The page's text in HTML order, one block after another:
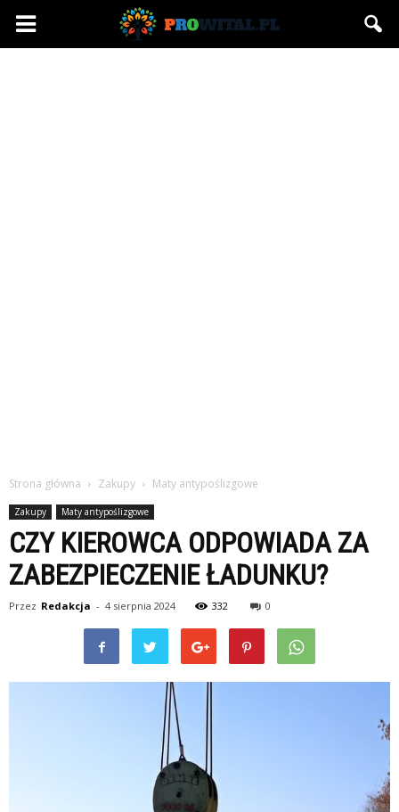
Prowital.pl
Strona główna Zakupy Maty antypoślizgowe
Zakupy Maty antypoślizgowe
CZY KIEROWCA ODPOWIADA ZA
ZABEZPIECZENIE ŁADUNKU?
Przez Redakcja - 4 sierpnia 2024 332 0